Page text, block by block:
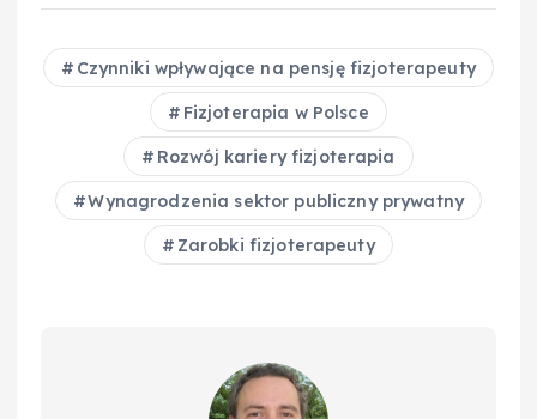
c
e
b
o
k
er
e
st
m
bl
r
d
di
t
k
e
d
I
n
p
y
Li
n
k
Czynniki wpływające na pensję fizjoterapeuty
Fizjoterapia w Polsce
Rozwój kariery fizjoterapia
Wynagrodzenia sektor publiczny prywatny
Zarobki fizjoterapeuty